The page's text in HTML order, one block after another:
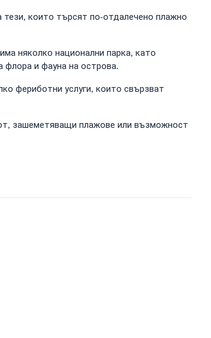
които търсят по-отдалечено плажно
няколко национални парка, като
флора и фауна на острова.
фериботни услуги, които свързват
зашеметяващи плажове или възможност